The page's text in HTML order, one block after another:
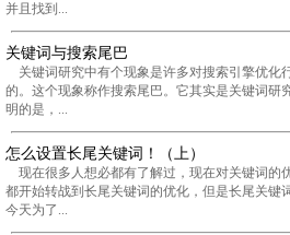
并且找到...
关键词与搜索尾巴
关键词研究中有个现象是许多对搜索引擎优化
的。这个现象称作搜索尾巴。它其实是关键词研
明的是，...
怎么设置长尾关键词！（上）
现在很多人想必都有了解过，现在对关键词的
都开始转战到长尾关键词的优化，但是长尾关键
今天为了...